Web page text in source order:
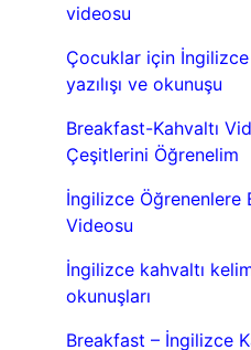
videosu
Çocuklar için
yazılışı ve okunuşu
Breakfast-Kahvaltı
Çeşitlerini Öğrenelim
İngilizce Öğrenenlere
Videosu
İngilizce kahvaltı
okunuşları
Breakfast – İngilizce